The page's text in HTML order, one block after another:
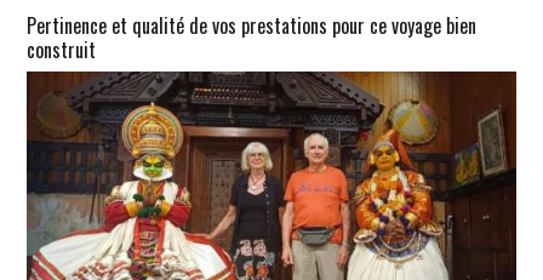
Pertinence et qualité de vos prestations pour ce voyage bien
construit